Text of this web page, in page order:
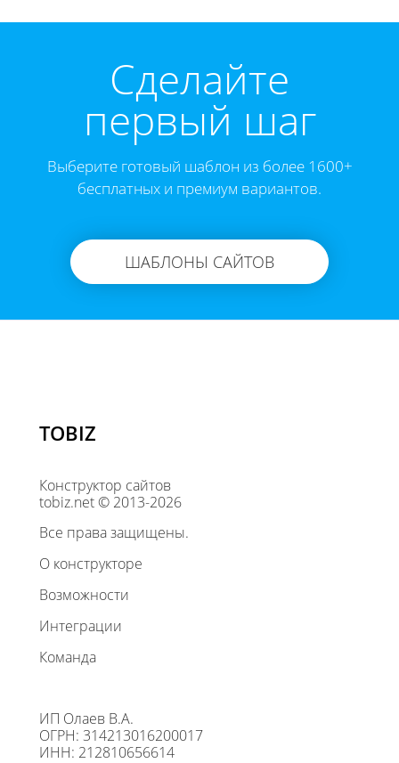
Cделайте
первый шаг
Выберите готовый шаблон из более 1600+
бесплатных и премиум вариантов.
ШАБЛОНЫ САЙТОВ
TOBIZ
Конструктор сайтов
tobiz.net © 2013-2026
Все права защищены.
О конструкторе
Возможности
Интеграции
Команда
ИП Олаев В.А.
ОГРН: 314213016200017
ИНН: 212810656614